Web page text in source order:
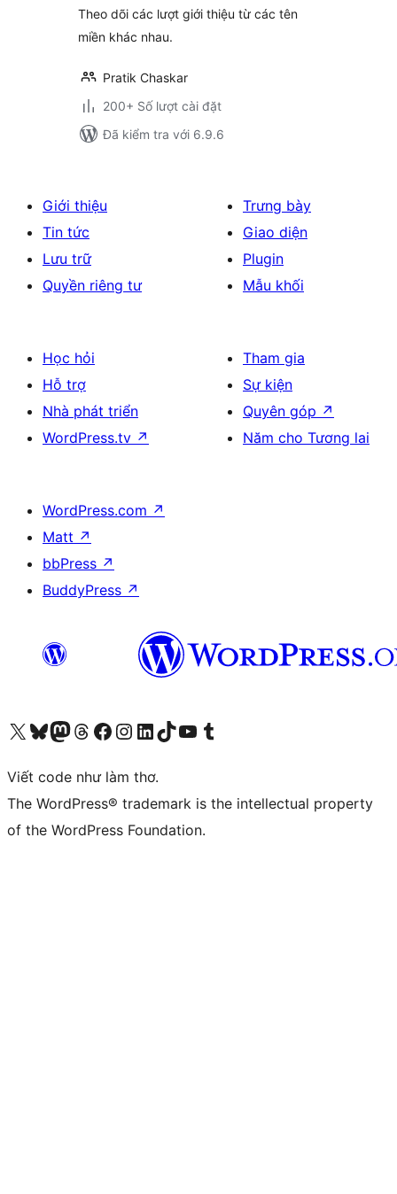
Theo dõi các lượt giới thiệu từ các tên
miền khác nhau.
Pratik Chaskar
200+ Số lượt cài đặt
Đã kiểm tra với 6.9.6
Giới thiệu
Tin tức
Lưu trữ
Quyền riêng tư
Trưng bày
Giao diện
Plugin
Mẫu khối
Học hỏi
Hỗ trợ
Nhà phát triển
WordPress.tv ↗
Tham gia
Sự kiện
Quyên góp ↗
Năm cho Tương lai
WordPress.com ↗
Matt ↗
bbPress ↗
BuddyPress ↗
Truy cập tài khoản X (trước đây là Twitter) của chúng tôiVisit our Bluesky account
Visit our Mastodon account
Visit our Threads account
Xem trang Facebook của chúng tôiTruy cập tài khoản Instagram của chúng tôiTruy cập tài khoản LinkedIn của chúng tôiVisit our TikTok account
Truy cập kênh YouTube của chúng tôi Visit our Tumblr account
Viết code như làm thơ.
The WordPress® trademark is the intellectual property
of the WordPress Foundation.